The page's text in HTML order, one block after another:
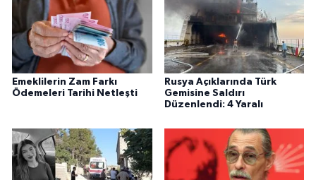
Emeklilerin Zam Farkı
Ödemeleri Tarihi Netleşti
Rusya Açıklarında Türk
Gemisine Saldırı
Düzenlendi: 4 Yaralı